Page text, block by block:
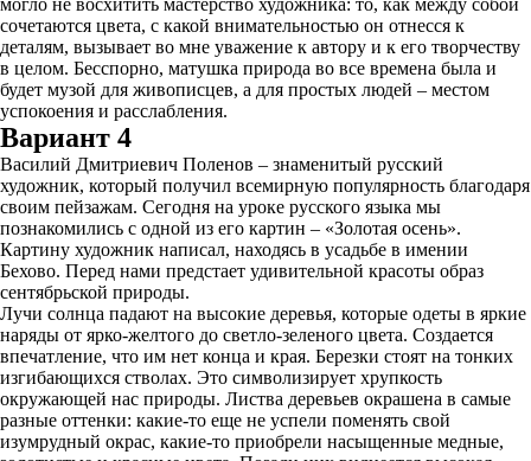
могло не восхитить мастерство художника: то, как между собой
сочетаются цвета, с какой внимательностью он отнесся к
деталям, вызывает во мне уважение к автору и к его творчеству
в целом. Бесспорно, матушка природа во все времена была и
будет музой для живописцев, а для простых людей – местом
успокоения и расслабления.
Вариант 4
Василий Дмитриевич Поленов – знаменитый русский
художник, который получил всемирную популярность благодаря
своим пейзажам. Сегодня на уроке русского языка мы
познакомились с одной из его картин – «Золотая осень».
Картину художник написал, находясь в усадьбе в имении
Бехово. Перед нами предстает удивительной красоты образ
сентябрьской природы.
Лучи солнца падают на высокие деревья, которые одеты в яркие
наряды от ярко-желтого до светло-зеленого цвета. Создается
впечатление, что им нет конца и края. Березки стоят на тонких
изгибающихся стволах. Это символизирует хрупкость
окружающей нас природы. Листва деревьев окрашена в самые
разные оттенки: какие-то еще не успели поменять свой
изумрудный окрас, какие-то приобрели насыщенные медные,